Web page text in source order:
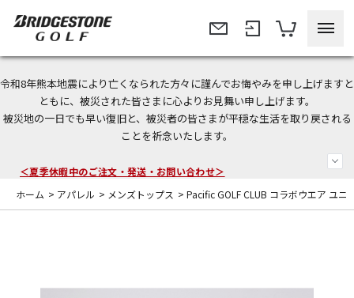
令和8年熊本地震により亡くなられた方々に謹んでお悔やみを申し上げますと
ともに、被災された皆さまに心よりお見舞い申し上げます。
被災地の一日でも早い復旧と、被災者の皆さまが平穏な生活を取り戻される
ことを祈念いたします。
今なら新規会員登録で1,000円OFFクーポンプレゼント！
＜商品配送に関するお知らせ＞
ホーム > アパレル > メンズトップス > Pacific GOLF CLUB コラボウエア ユ